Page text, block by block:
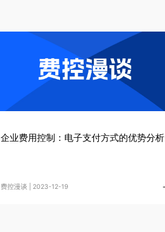
企业费用控制：电子支付方式的优势分析
费控漫谈 | 2023-12-19